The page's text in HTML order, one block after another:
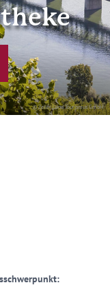
© Zeller Land Tourismus GmbH